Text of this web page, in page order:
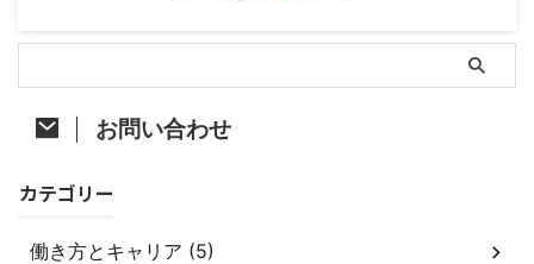
お問い合わせ
カテゴリー
働き方とキャリア (5)